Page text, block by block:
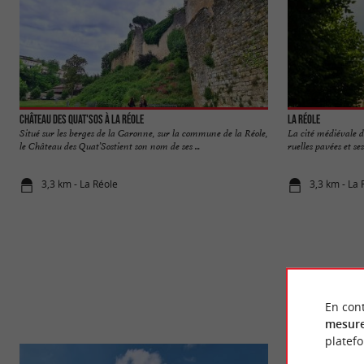
Château des Quat'Sos à La Réole
Situé sur les berges de la Garonne, sur la commune de la Réole,
le Château des Quat’Sostient son nom de ses ...
3,3 km - La Réole
La Réole
La cité médiévale
ruelles pavées et
3,3 km - La
En